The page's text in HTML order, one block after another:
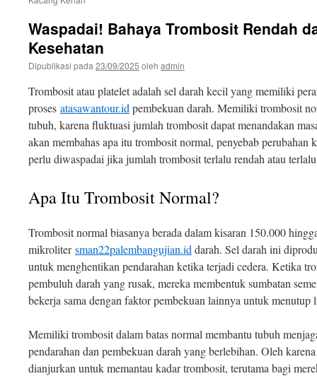
Waspadai! Bahaya Trombosit Rendah
Kesehatan
Dipublikasi pada 23/09/2025 oleh admin
Trombosit atau platelet adalah sel darah kecil yang memiliki
proses atasawantour.id pembekuan darah. Memiliki trombosit
tubuh, karena fluktuasi jumlah trombosit dapat menandakan
akan membahas apa itu trombosit normal, penyebab perubahan
perlu diwaspadai jika jumlah trombosit terlalu rendah atau
Apa Itu Trombosit Normal?
Trombosit normal biasanya berada dalam kisaran 150.000
mikrolitersman22palembangujian.id darah. Sel darah ini
untuk menghentikan pendarahan ketika terjadi cedera. Ketika
pembuluh darah yang rusak, mereka membentuk sumbatan
bekerja sama dengan faktor pembekuan lainnya untuk menutup
Memiliki trombosit dalam batas normal membantu tubuh
pendarahan dan pembekuan darah yang berlebihan. Oleh
dianjurkan untuk memantau kadar trombosit, terutama bagi